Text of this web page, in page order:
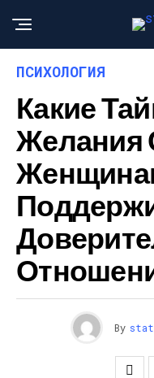
ПСИХОЛОГИЯ
Какие
Желания
By